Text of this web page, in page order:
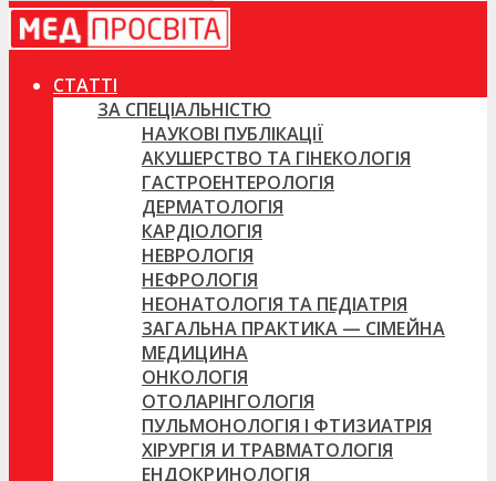
СТАТТІ
ЗА СПЕЦІАЛЬНІСТЮ
НАУКОВІ ПУБЛІКАЦІЇ
АКУШЕРСТВО ТА ГІНЕКОЛОГІЯ
ГАСТРОЕНТЕРОЛОГІЯ
ДЕРМАТОЛОГІЯ
КАРДІОЛОГІЯ
НЕВРОЛОГІЯ
НЕФРОЛОГІЯ
НЕОНАТОЛОГІЯ ТА ПЕДІАТРІЯ
ЗАГАЛЬНА ПРАКТИКА — СІМЕЙНА
МЕДИЦИНА
ОНКОЛОГІЯ
ОТОЛАРІНГОЛОГІЯ
ПУЛЬМОНОЛОГІЯ І ФТИЗИАТРІЯ
ХІРУРГІЯ И ТРАВМАТОЛОГІЯ
ЕНДОКРИНОЛОГІЯ